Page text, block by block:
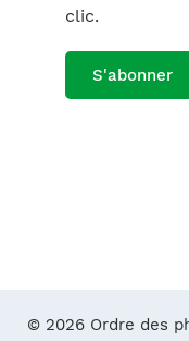
clic.
S'abonner
© 2026 Ordre des